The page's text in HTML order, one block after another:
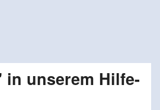
unserem Hilfe-